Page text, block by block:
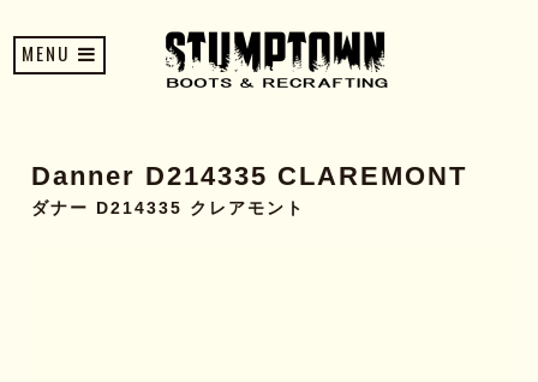
MENU
Danner D214335 CLAREMONT
ダナー D214335 クレアモント